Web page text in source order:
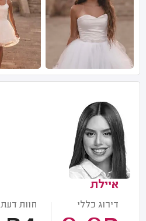
איילת
דירוג כללי חוות דעת